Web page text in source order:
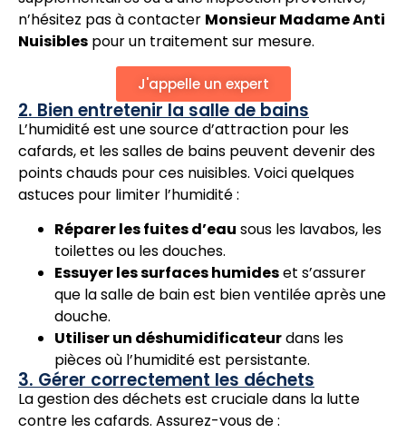
n’hésitez pas à contacter Monsieur Madame Anti
Nuisibles pour un traitement sur mesure.
J'appelle un expert
2. Bien entretenir la salle de bains
L’humidité est une source d’attraction pour les
cafards, et les salles de bains peuvent devenir des
points chauds pour ces nuisibles. Voici quelques
astuces pour limiter l’humidité :
Réparer les fuites d’eau sous les lavabos, les
toilettes ou les douches.
Essuyer les surfaces humideset s’assurer
que la salle de bain est bien ventilée après une
douche.
Utiliser un déshumidificateurdans les
pièces où l’humidité est persistante.
3. Gérer correctement les déchets
La gestion des déchets est cruciale dans la lutte
contre les cafards. Assurez-vous de :